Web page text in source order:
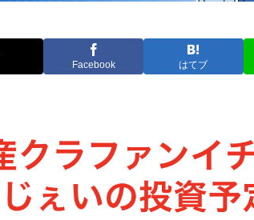
Facebook はてブ